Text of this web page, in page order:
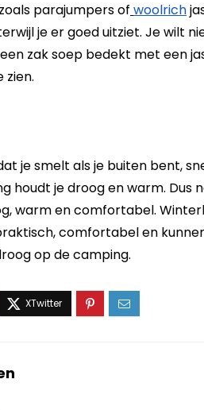
parajumpers of woolrich
je er goed uitziet. Je wilt
zak soep bedekt met een
zien.
je smelt als je buiten bent,
houdt je droog en warm. Dus
warm en comfortabel.
comfortabel en
op de camping.